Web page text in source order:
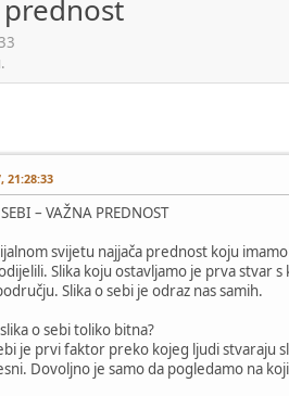
prednost
21:28:33
– VAŽNA PREDNOST
svijetu najjača prednost koju
Slika koju ostavljamo je prva stvar
Slika o sebi je odraz nas samih.
o sebi toliko bitna?
je prvi faktor preko kojeg ljudi stvaraju
Dovoljno je samo da pogledamo na